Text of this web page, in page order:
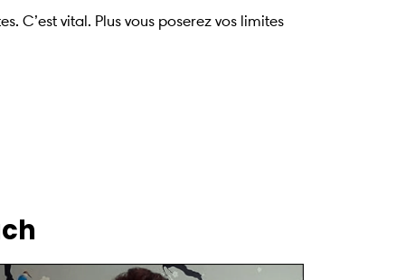
C’est vital. Plus vous poserez vos limites